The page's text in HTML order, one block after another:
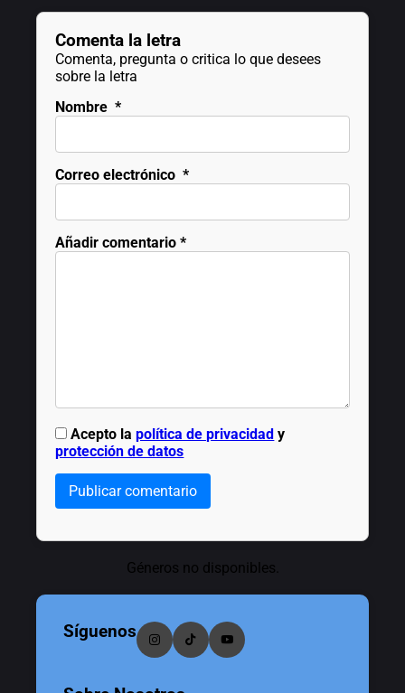
Comenta la letra
Comenta, pregunta o critica lo que desees
sobre la letra
Nombre *
Correo electrónico *
Añadir comentario *
Acepto lapolítica de privacidad y
protección de datos
Publicar comentario
Géneros no disponibles.
Síguenos